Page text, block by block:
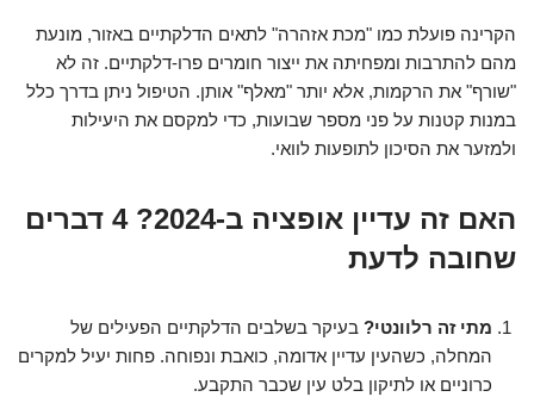
הקרינה פועלת כמו "מכת אזהרה" לתאים הדלקתיים באזור, מונעת
מהם להתרבות ומפחיתה את ייצור חומרים פרו-דלקתיים. זה לא
"שורף" את הרקמות, אלא יותר "מאלף" אותן. הטיפול ניתן בדרך כלל
במנות קטנות על פני מספר שבועות, כדי למקסם את היעילות
ולמזער את הסיכון לתופעות לוואי.
האם זה עדיין אופציה ב-2024? 4 דברים
שחובה לדעת
מתי זה רלוונטי? בעיקר בשלבים הדלקתיים הפעילים של
המחלה, כשהעין עדיין אדומה, כואבת ונפוחה. פחות יעיל למקרים
כרוניים או לתיקון בלט עין שכבר התקבע.